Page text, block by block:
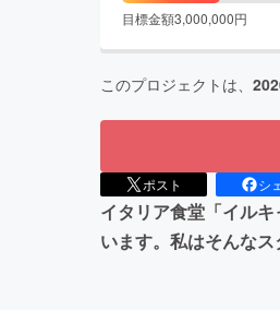
目標金額3,000,000円
このプロジェクトは、
ポスト シ
イタリア食堂「イル
います。私はそんな